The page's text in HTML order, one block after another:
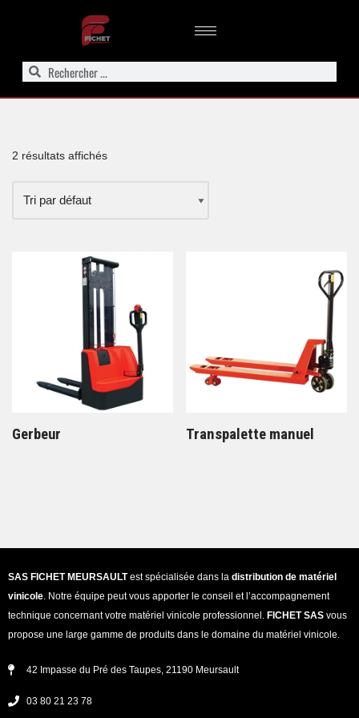
au
contenu
2 résultats affichés
Gerbeur Transpalette manuel
SAS FICHET MEURSAULTest spécialisée dans la distribution de matériel
vinicole . Notre équipe peut vous apporter le conseil et l’accompagnement
technique concernant votre matériel vinicole professionnel. FICHET SAS vous
propose une large gamme de produits dans le domaine du matériel vinicole.
42 Impasse du Pré des Taupes, 21190 Meursault
03 80 21 23 78